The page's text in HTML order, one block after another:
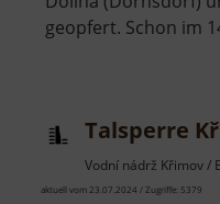
geopfert. Schon im
Talsperre
Vodní nádrž Křimov /
aktuell vom 23.07.2024 / Zugriffe: 5379